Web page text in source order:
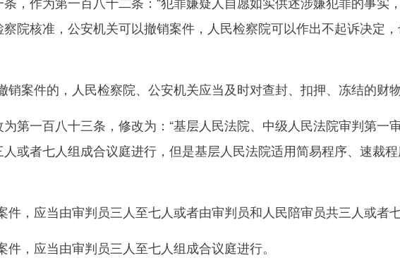
院核准，公安机关可以撤销案件，人民检察院可以作出不起诉决定
案件的，人民检察院、公安机关应当及时对查封、扣押、冻结的财
一百八十三条，修改为：“基层人民法院、中级人民法院审判第一
或者七人组成合议庭进行，但是基层人民法院适用简易程序、速裁
，应当由审判员三人至七人或者由审判员和人民陪审员共三人或者七
，应当由审判员三人至七人组成合议庭进行。